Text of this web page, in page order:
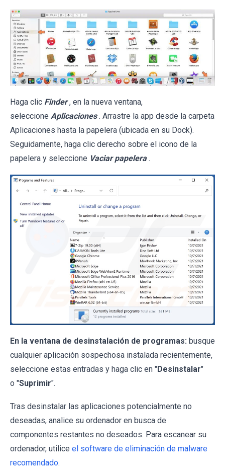
Haga clic Finder , en la nueva ventana,
seleccione Aplicaciones . Arrastre la app desde la carpeta
Aplicaciones hasta la papelera (ubicada en su Dock).
Seguidamente, haga clic derecho sobre el icono de la
papelera y seleccione Vaciar papelera .
En la ventana de desinstalación de programas: busque
cualquier aplicación sospechosa instalada recientemente,
seleccione estas entradas y haga clic en "Desinstalar"
o "Suprimir".
Tras desinstalar las aplicaciones potencialmente no
deseadas, analice su ordenador en busca de
componentes restantes no deseados. Para escanear su
ordenador, utilice el software de eliminación de malware
recomendado.